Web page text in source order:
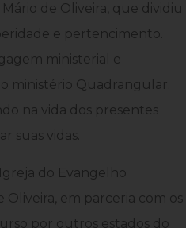
de Oliveira, que dividiu
e pertencimento.
ministerial e
ministério Quadrangular.
na vida dos presentes
suas vidas.
do Evangelho
em parceria com os
por outros estados do